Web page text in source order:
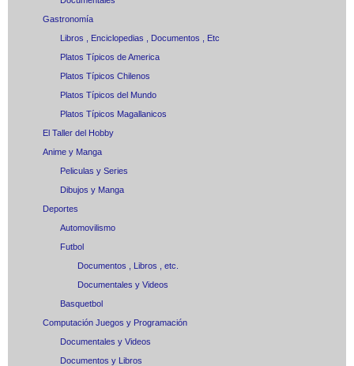
Gastronomía
Libros , Enciclopedias , Documentos , Etc
Platos Típicos de America
Platos Típicos Chilenos
Platos Típicos del Mundo
Platos Típicos Magallanicos
El Taller del Hobby
Anime y Manga
Peliculas y Series
Dibujos y Manga
Deportes
Automovilismo
Futbol
Documentos , Libros , etc.
Documentales y Videos
Basquetbol
Computación Juegos y Programación
Documentales y Videos
Documentos y Libros